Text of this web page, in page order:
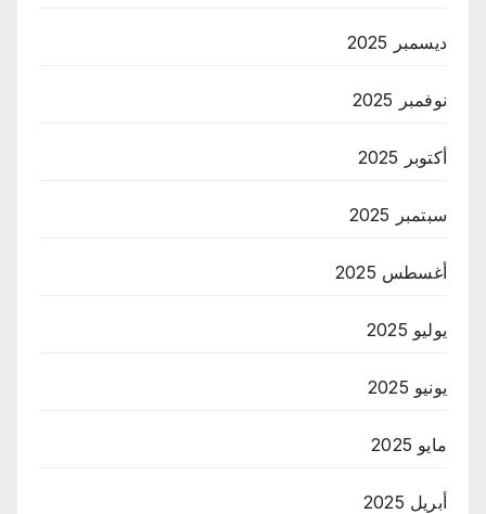
ديسمبر 2025
نوفمبر 2025
أكتوبر 2025
سبتمبر 2025
أغسطس 2025
يوليو 2025
يونيو 2025
مايو 2025
أبريل 2025